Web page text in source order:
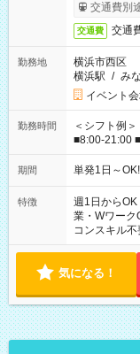
交通費別
交通費 交通
勤務地
横浜市西区
横浜駅 / み
イベント
勤務時間
＜シフト例
■8:00-21:00
期間 単発1日～OK!
特徴 週1日からOK
業・Wワーク
コンスキル不
気になる！